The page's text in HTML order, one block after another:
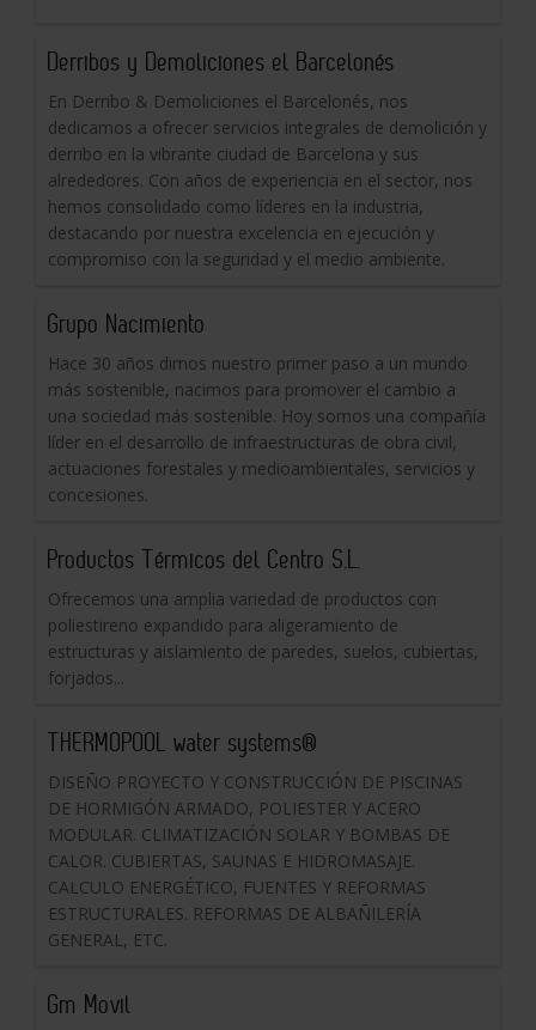
Derribos y Demoliciones el Barcelonés
En Derribo & Demoliciones el Barcelonés, nos
dedicamos a ofrecer servicios integrales de demolición y
derribo en la vibrante ciudad de Barcelona y sus
alrededores. Con años de experiencia en el sector, nos
hemos consolidado como líderes en la industria,
destacando por nuestra excelencia en ejecución y
compromiso con la seguridad y el medio ambiente.
Grupo Nacimiento
Hace 30 años dimos nuestro primer paso a un mundo
más sostenible, nacimos para promover el cambio a
una sociedad más sostenible. Hoy somos una compañía
líder en el desarrollo de infraestructuras de obra civil,
actuaciones forestales y medioambientales, servicios y
concesiones.
Productos Térmicos del Centro S.L.
Ofrecemos una amplia variedad de productos con
poliestireno expandido para aligeramiento de
estructuras y aislamiento de paredes, suelos, cubiertas,
forjados...
THERMOPOOL water systems®
DISEÑO PROYECTO Y CONSTRUCCIÓN DE PISCINAS
DE HORMIGÓN ARMADO, POLIESTER Y ACERO
MODULAR. CLIMATIZACIÓN SOLAR Y BOMBAS DE
CALOR. CUBIERTAS, SAUNAS E HIDROMASAJE.
CALCULO ENERGÉTICO, FUENTES Y REFORMAS
ESTRUCTURALES. REFORMAS DE ALBAÑILERÍA
GENERAL, ETC.
Gm Movil